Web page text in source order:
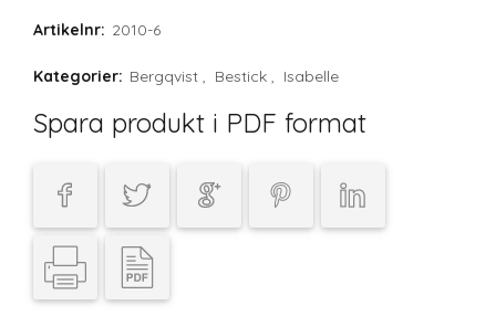
Artikelnr: 2010-6
Kategorier: Bergqvist , Bestick , Isabelle
Spara produkt i PDF format